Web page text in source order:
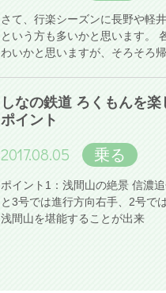
さて、行楽シーズンに長野や軽
という方も多いかと思います。
わいかと思いますが、そろそろ
しなの鉄道 ろくもんを
ポイント
2017.08.05 乗る
ポイント1：浅間山の絶景 信濃
と3号では進行方向右手、2号で
浅間山を堪能することが出来